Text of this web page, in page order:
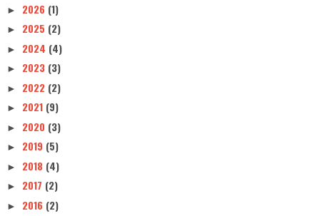
► 2026 (1)
► 2025 (2)
► 2024 (4)
► 2023 (3)
► 2022 (2)
► 2021 (9)
► 2020 (3)
► 2019 (5)
► 2018 (4)
► 2017 (2)
► 2016 (2)